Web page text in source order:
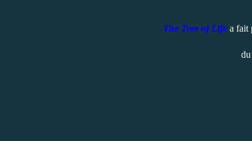
The Tree of Lifea fait